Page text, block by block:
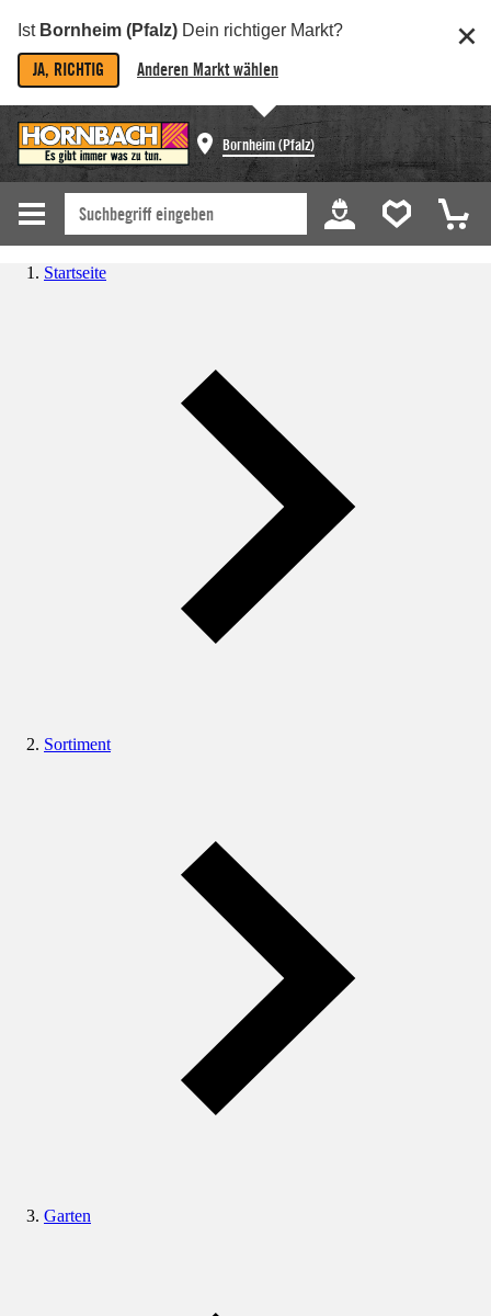
Ist Bornheim (Pfalz) Dein richtiger Markt?
JA, RICHTIG Anderen Markt wählen
Bornheim (Pfalz)
Startseite
Sortiment
Garten